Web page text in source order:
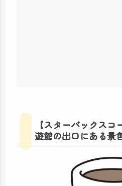
【スターバックス
遊館の出口にある景